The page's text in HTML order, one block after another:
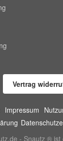
Vertrag
Impressum
- Snautz ®